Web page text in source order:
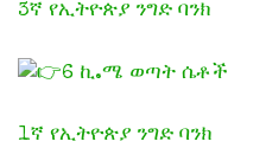
3ኛ የኢትዮጵያ ንግድ ባንክ
6 ኪ.ሜ ወጣት ሴቶች
1ኛ የኢትዮጵያ ንግድ ባንክ